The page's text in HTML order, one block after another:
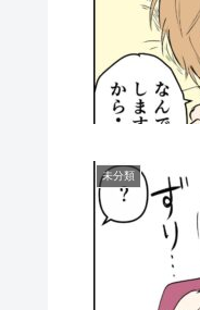
未分類